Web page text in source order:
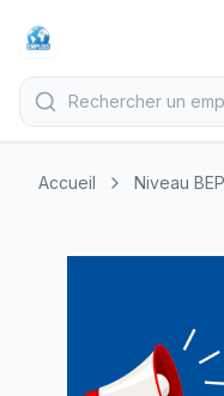
Accueil Niveau